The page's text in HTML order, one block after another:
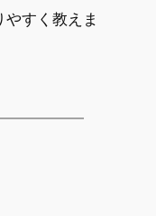
すく教えま